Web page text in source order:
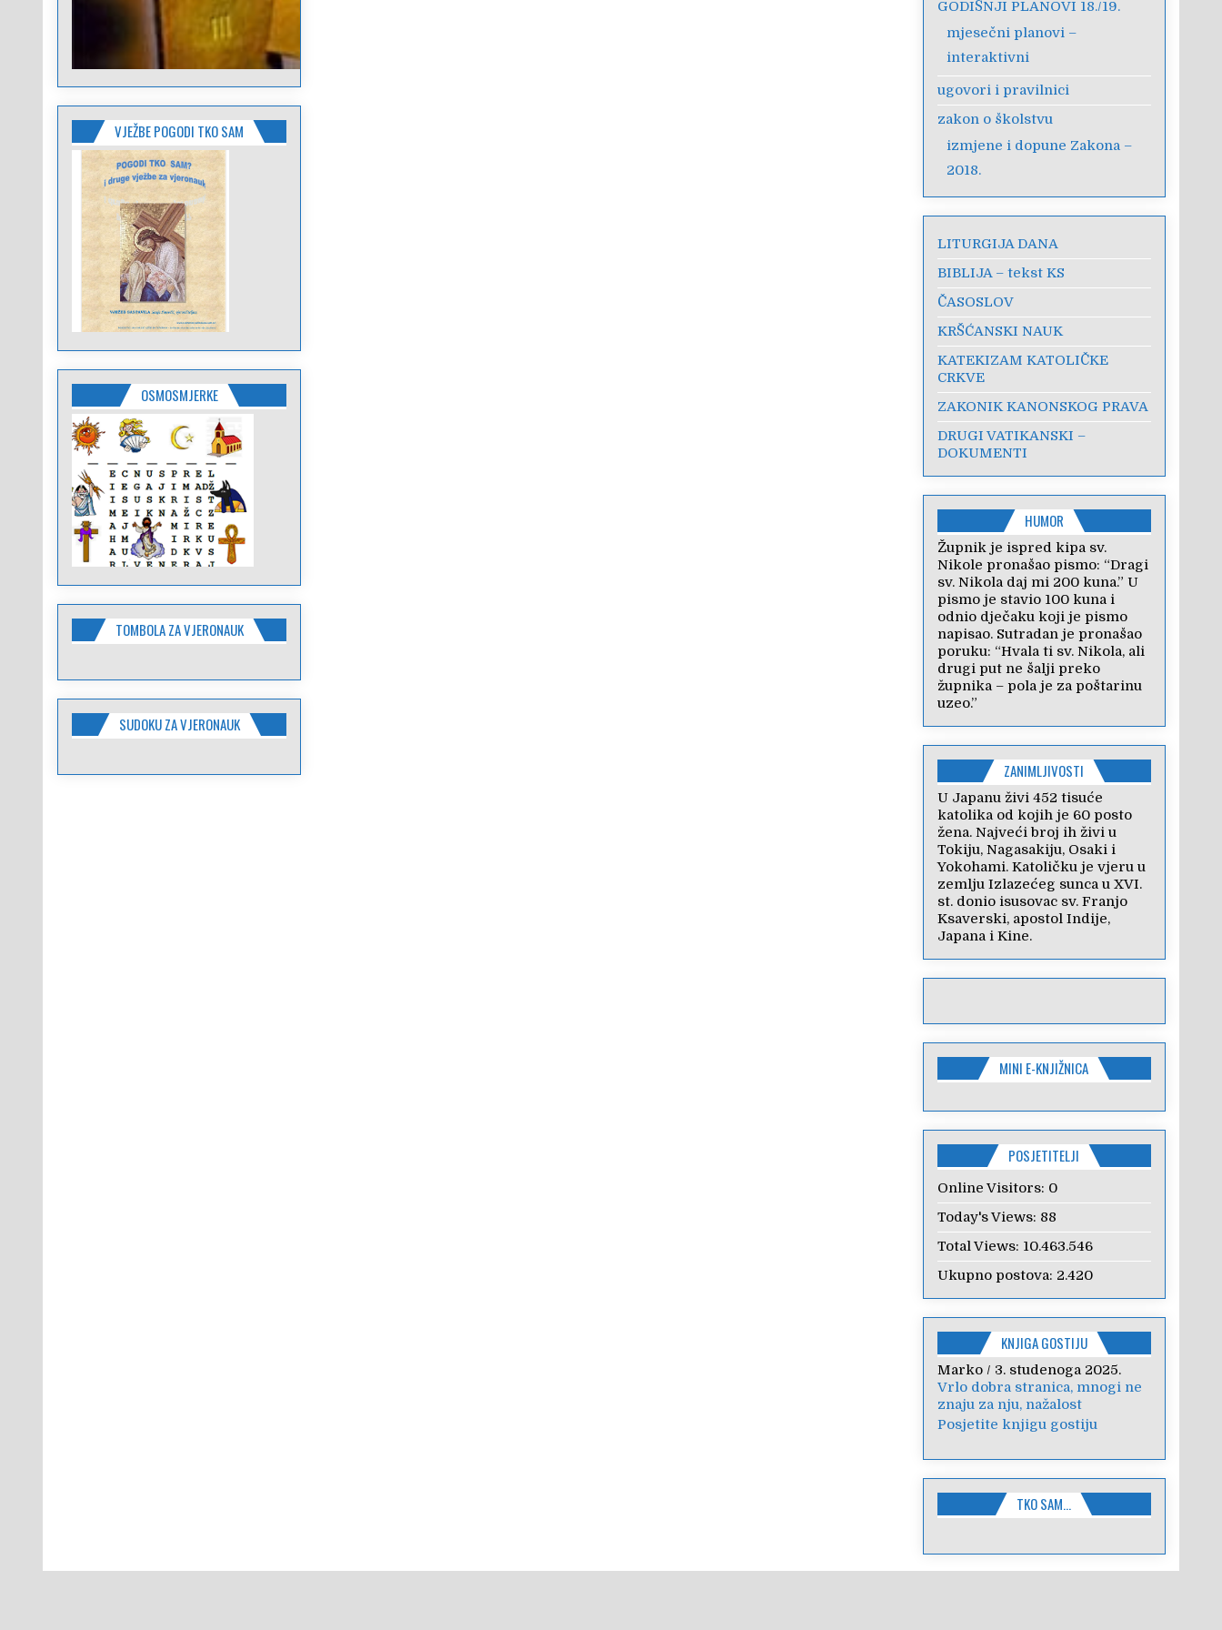
VJEŽBE POGODI TKO SAM
OSMOSMJERKE
TOMBOLA ZA VJERONAUK
SUDOKU ZA VJERONAUK
GODIŠNJI PLANOVI 18./19.
mjesečni planovi –
interaktivni
ugovori i pravilnici
zakon o školstvu
izmjene i dopune Zakona –
2018.
LITURGIJA DANA
BIBLIJA – tekst KS
ČASOSLOV
KRŠĆANSKI NAUK
KATEKIZAM KATOLIČKE
CRKVE
ZAKONIK KANONSKOG PRAVA
DRUGI VATIKANSKI –
DOKUMENTI
HUMOR
Župnik je ispred kipa sv.
Nikole pronašao pismo: “Dragi
sv. Nikola daj mi 200 kuna.” U
pismo je stavio 100 kuna i
odnio dječaku koji je pismo
napisao. Sutradan je pronašao
poruku: “Hvala ti sv. Nikola, ali
drugi put ne šalji preko
župnika – pola je za poštarinu
uzeo.”
ZANIMLJIVOSTI
U Japanu živi 452 tisuće
katolika od kojih je 60 posto
žena. Najveći broj ih živi u
Tokiju, Nagasakiju, Osaki i
Yokohami. Katoličku je vjeru u
zemlju Izlazećeg sunca u XVI.
st. donio isusovac sv. Franjo
Ksaverski, apostol Indije,
Japana i Kine.
MINI E-KNJIŽNICA
POSJETITELJI
Online Visitors: 0
Today's Views: 88
Total Views: 10.463.546
Ukupno postova: 2.420
KNJIGA GOSTIJU
Marko/ 3. studenoga 2025.
Vrlo dobra stranica, mnogi ne
znaju za nju, nažalost
Anica/ 7. veljače 2024.
Poštovanje, draga kolegice!
Hvala Vam na nesebičnom
radu i promoviranju...
Posjetite knjigu gostiju
TKO SAM…